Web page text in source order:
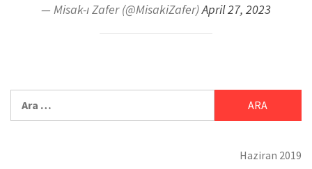
— Misak-ı Zafer (@MisakiZafer)April 27, 2023
Haziran 2019